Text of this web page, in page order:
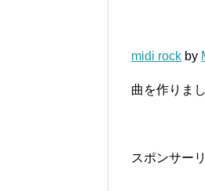
midi rock by
曲を作りま
スポンサー